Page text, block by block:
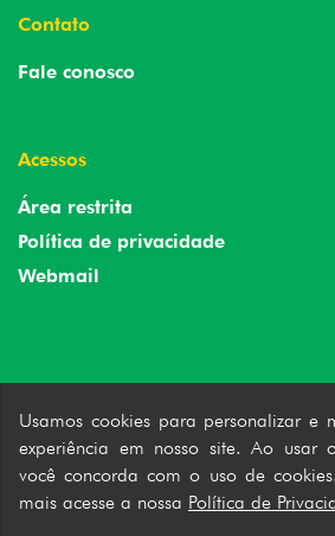
Contato
Fale conosco
Acessos
Área restrita
Política de privacidade
Webmail
Usamos cookies para personalizar e
experiência em nosso site. Ao usar
você concorda com o uso de
mais acesse a nossa Política de